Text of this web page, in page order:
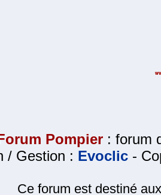
Pompier : forum
/ Gestion : Evoclic -
Ce forum est destiné